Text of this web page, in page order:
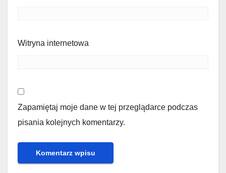
Witryna internetowa
Zapamiętaj moje dane w tej przeglądarce podczas
pisania kolejnych komentarzy.